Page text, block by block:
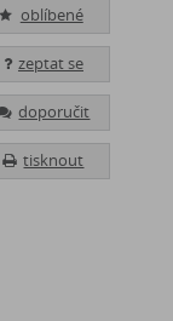
oblíbené
zeptat se
doporučit
tisknout